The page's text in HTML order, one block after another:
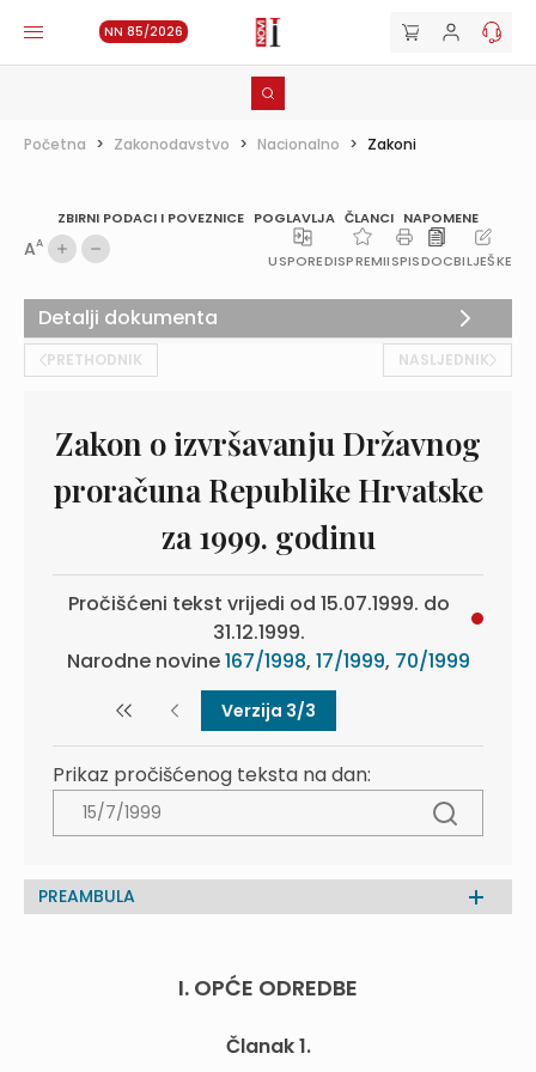
NN 85/2026
Početna > Zakonodavstvo > Nacionalno > Zakoni
ZBIRNI PODACI I POVEZNICE POGLAVLJA ČLANCI NAPOMENE
AA
USPOREDISPREMIISPISDOCBILJEŠKE
PRETHODNIK NASLJEDNIK
Zakon o izvršavanju Državnog
proračuna Republike Hrvatske
za 1999. godinu
Pročišćeni tekst vrijedi od 15.07.1999. do
31.12.1999.
Narodne novine167/1998, 17/1999, 70/1999
Verzija 3/3
Prikaz pročišćenog teksta na dan:
PREAMBULA
I. OPĆE ODREDBE
Članak 1.
Detalji dokumenta